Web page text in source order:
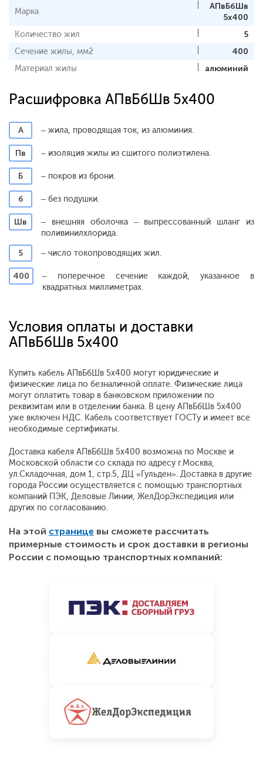
Марка
АПвБбШв
5x400
Количество жил
5
Сечение жилы, мм2
400
Материал жилы
алюминий
Расшифровка АПвБбШв 5x400
А – жила, проводящая ток, из алюминия.
Пв – изоляция жилы из сшитого полиэтилена.
Б – покров из брони.
б – без подушки.
Шв
– внешняя оболочка – выпрессованный шланг из
поливинилхлорида.
5
– число токопроводящих жил.
400
– поперечное сечение каждой, указанное в
квадратных миллиметрах.
Условия оплаты и доставки
АПвБбШв 5x400
Купить кабель АПвБбШв 5x400 могут юридические и
физические лица по безналичной оплате. Физические лица
могут оплатить товар в банковском приложении по
реквизитам или в отделении банка. В цену АПвБбШв 5x400
уже включен НДС. Кабель соответствует ГОСТу и имеет все
необходимые сертификаты.
Доставка кабеля АПвБбШв 5x400 возможна по Москве и
Московской области со склада по адресу г.Москва,
ул.Складочная, дом 1, стр.5, ДЦ «Гульден». Доставка в другие
города России осуществляется с помощью транспортных
компаний ПЭК, Деловые Линии, ЖелДорЭкспедиция или
других по согласованию.
На этой странице вы сможете рассчитать
примерные стоимость и срок доставки в регионы
России с помощью транспортных компаний: